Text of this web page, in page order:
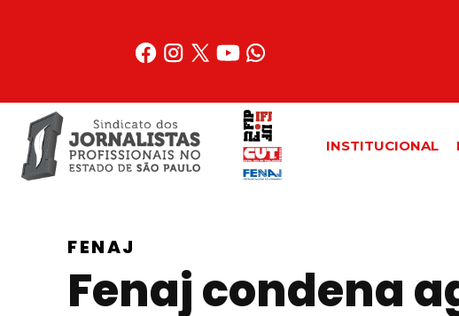
INSTITUCIONAL
FENAJ
Fenaj condena